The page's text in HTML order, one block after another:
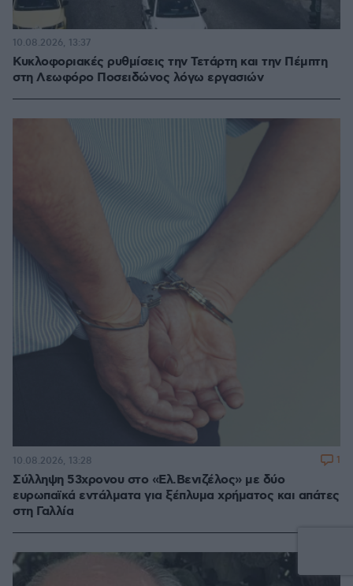
Κυκλοφοριακές ρυθμίσεις την Τετάρτη και την Πέμπτη
στη Λεωφόρο Ποσειδώνος λόγω εργασιών
10.08.2026, 13:37
Σύλληψη 53χρονου στο «Ελ.Βενιζέλος» με δύο
ευρωπαϊκά εντάλματα για ξέπλυμα χρήματος και απάτες
στη Γαλλία
10.08.2026, 13:28 1